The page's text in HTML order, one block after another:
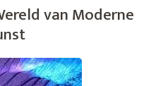
Samenwerking
van Moderne